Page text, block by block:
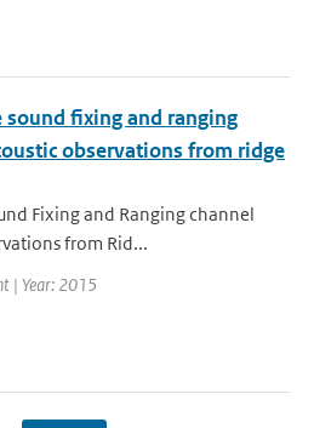
fixing and ranging
observations from ridge
Fixing and Ranging channel
from Rid...
| Year: 2015